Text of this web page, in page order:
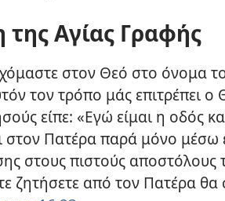
Αγίας Γραφής
στον Θεό στο όνομα
τον τρόπο μάς επιτρέπει ο
είπε: «Εγώ είμαι η οδός
στον Πατέρα παρά μόνο μέσω
στους πιστούς αποστόλους
ζητήσετε από τον Πατέρα θα